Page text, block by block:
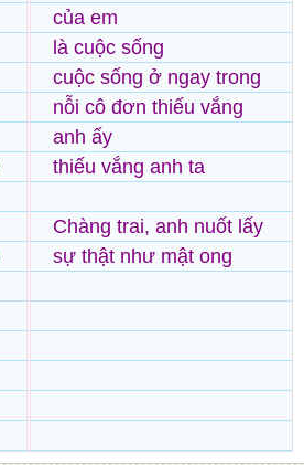
của em
là cuộc sống
cuộc sống ở ngay trong
nỗi cô đơn thiếu vắng
anh ấy
thiếu vắng anh ta
Chàng trai, anh nuốt lấy
sự thật như mật ong